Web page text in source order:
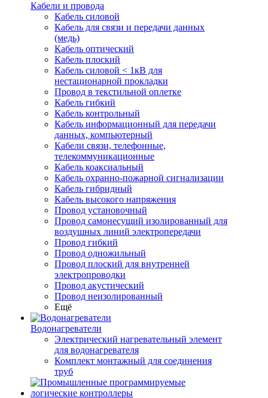
Кабели и провода
Кабель силовой
Кабель для связи и передачи данных
(медь)
Кабель оптический
Кабель плоский
Кабель силовой < 1кВ для
нестационарной прокладки
Провод в текстильной оплетке
Кабель гибкий
Кабель контрольный
Кабель информационный для передачи
данных, компьютерный
Кабели связи, телефонные,
телекоммуникационные
Кабель коаксиальный
Кабель охранно-пожарной сигнализации
Кабель гибридный
Кабель высокого напряжения
Провод установочный
Провод самонесущий изолированный для
воздушных линий электропередачи
Провод гибкий
Провод одножильный
Провод плоский для внутренней
электропроводки
Провод акустический
Провод неизолированный
Ещё
Водонагреватели
Электрический нагревательный элемент
для водонагревателя
Комплект монтажный для соединения
труб